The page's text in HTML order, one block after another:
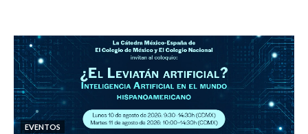
EVENTOS